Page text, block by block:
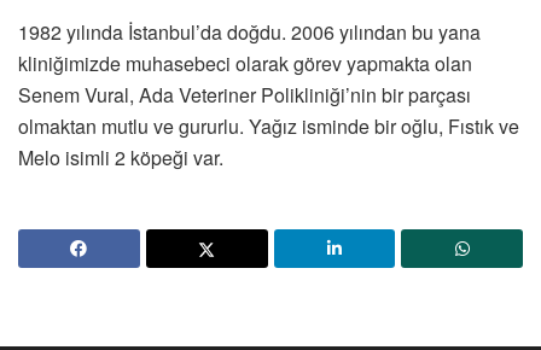
1982 yılında İstanbul’da doğdu. 2006 yılından bu yana
kliniğimizde muhasebeci olarak görev yapmakta olan
Senem Vural, Ada Veteriner Polikliniği’nin bir parçası
olmaktan mutlu ve gururlu. Yağız isminde bir oğlu, Fıstık ve
Melo isimli 2 köpeği var.